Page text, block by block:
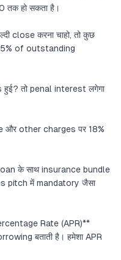
हो सकता है।
close करना चाहो, तो कुछ
of outstanding
तो penal interest लगेगा
और other charges पर 18%
के साथ insurance bundle
pitch में mandatory जैसा
Rate (APR)**
बताती है। हमेशा APR